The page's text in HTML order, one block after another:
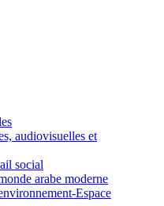
audiovisuelles et
social
arabe moderne
Espace